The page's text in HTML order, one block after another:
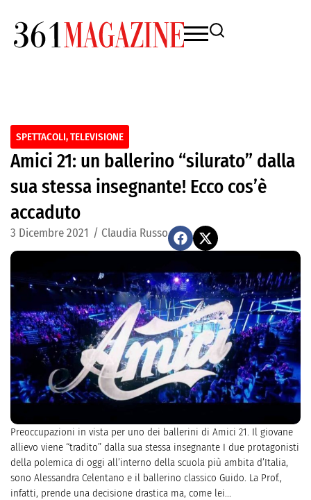
SPETTACOLI,TELEVISIONE
Amici 21: un ballerino “silurato” dalla
sua stessa insegnante! Ecco cos’è
accaduto
3 Dicembre 2021 / Claudia Russo
Preoccupazioni in vista per uno dei ballerini di Amici 21. Il giovane
allievo viene “tradito” dalla sua stessa insegnante I due protagonisti
della polemica di oggi all’interno della scuola più ambita d’Italia,
sono Alessandra Celentano e il ballerino classico Guido. La Prof.,
infatti, prende una decisione drastica ma, come lei...